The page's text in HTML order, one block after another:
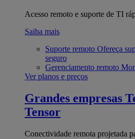
Acesso remoto e suporte de TI
Saiba mais
Suporte remoto Ofereça
seguro
Gerenciamento remoto
Ver planos e preços
Grandes empresas
Tensor
Conectividade remota projetada